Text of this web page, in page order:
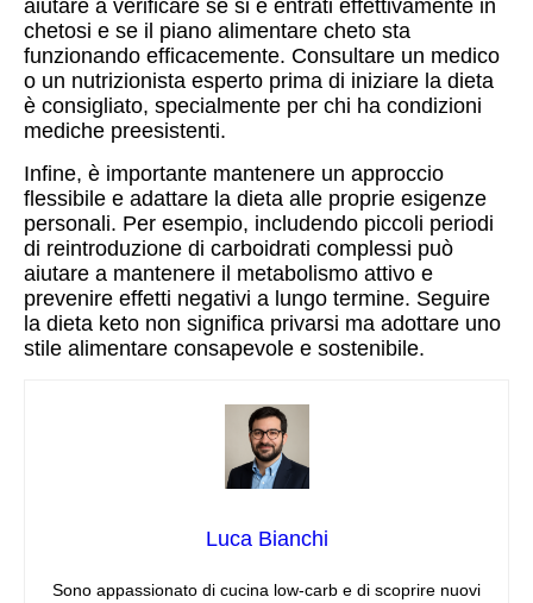
aiutare a verificare se si è entrati effettivamente in
chetosi e se il piano alimentare cheto sta
funzionando efficacemente. Consultare un medico
o un nutrizionista esperto prima di iniziare la dieta
è consigliato, specialmente per chi ha condizioni
mediche preesistenti.
Infine, è importante mantenere un approccio
flessibile e adattare la dieta alle proprie esigenze
personali. Per esempio, includendo piccoli periodi
di reintroduzione di carboidrati complessi può
aiutare a mantenere il metabolismo attivo e
prevenire effetti negativi a lungo termine. Seguire
la dieta keto non significa privarsi ma adottare uno
stile alimentare consapevole e sostenibile.
Luca Bianchi
Sono appassionato di cucina low‑carb e di scoprire nuovi